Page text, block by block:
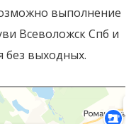
выполнение
Всеволожск Спб и
без выходных.